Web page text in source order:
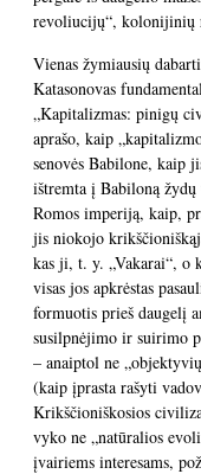
revoliucijų“, kolonijinių
Vienas žymiausių
Katasonovas
„Kapitalizmas: pinigų
aprašo, kaip
senovės Babilone, kaip
ištremta į Babiloną
Romos imperiją, kaip,
jis niokojo
kas ji, t. y. „Vakarai“, o
visas jos apkrėstas
formuotis prieš daugelį
susilpnėjimo ir suirimo
– anaiptol ne
(kaip įprasta rašyti
Krikščioniškosios
vyko ne „natūralios
įvairiems interesams,